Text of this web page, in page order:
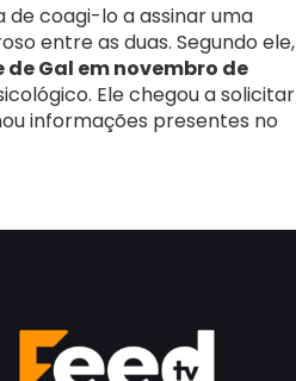
de coagi-lo a assinar uma
entre as duas. Segundo ele,
Gal em novembro de
Ele chegou a solicitar
informações presentes no